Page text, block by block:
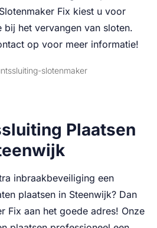
Fix kiest u voor
bij het vervangen van sloten.
op voor meer informatie!
Plaatsen
inbraakbeveiliging een
plaatsen in Steenwijk? Dan
Fix aan het goede adres! Onze